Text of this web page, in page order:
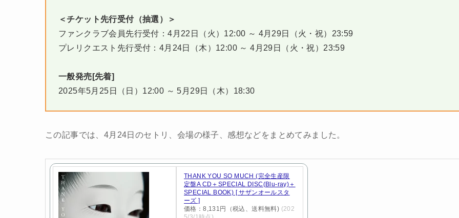
＜チケット先行受付（抽選）＞
ファンクラブ会員先行受付：4月22日（火）12:00 ～ 4月29日（火・祝）23:59
プレリクエスト先行受付：4月24日（木）12:00 ～ 4月29日（火・祝）23:59
一般発売[先着]
2025年5月25日（日）12:00 ～ 5月29日（木）18:30
この記事では、4月24日のセトリ、会場の様子、感想などをまとめてみました。
THANK YOU SO MUCH (完全生産限
定盤A CD＋SPECIAL DISC(Blu-ray)＋
SPECIAL BOOK) [ サザンオールスタ
ーズ ]
価格：8,131円（税込、送料無料) (202